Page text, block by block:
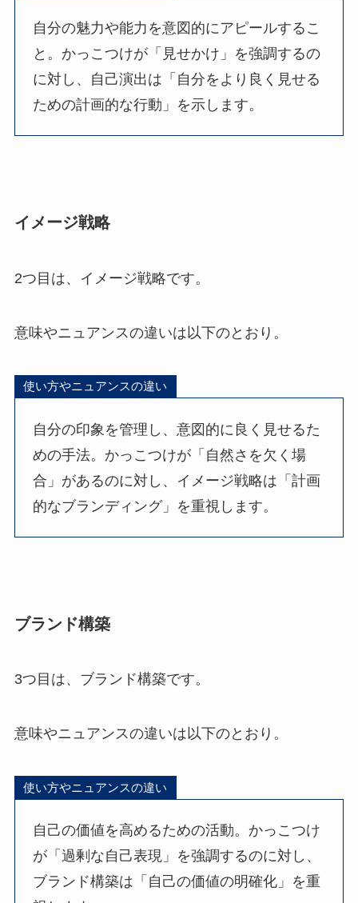
自分の魅力や能力を意図的にアピールするこ
と。かっこつけが「見せかけ」を強調するの
に対し、自己演出は「自分をより良く見せる
ための計画的な行動」を示します。
イメージ戦略
2つ目は、イメージ戦略です。
意味やニュアンスの違いは以下のとおり。
使い方やニュアンスの違い
自分の印象を管理し、意図的に良く見せるた
めの手法。かっこつけが「自然さを欠く場
合」があるのに対し、イメージ戦略は「計画
的なブランディング」を重視します。
ブランド構築
3つ目は、ブランド構築です。
意味やニュアンスの違いは以下のとおり。
使い方やニュアンスの違い
自己の価値を高めるための活動。かっこつけ
が「過剰な自己表現」を強調するのに対し、
ブランド構築は「自己の価値の明確化」を重